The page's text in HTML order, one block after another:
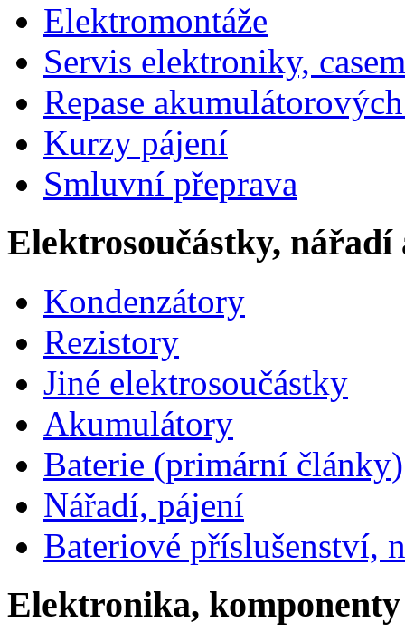
Elektromontáže
Servis elektroniky,
Repase
Kurzy pájení
Smluvní přeprava
Elektrosoučástky, nářadí
Kondenzátory
Rezistory
Jiné elektrosoučástky
Akumulátory
Baterie (primární články)
Nářadí, pájení
Bateriové příslušenství,
Elektronika, komponenty